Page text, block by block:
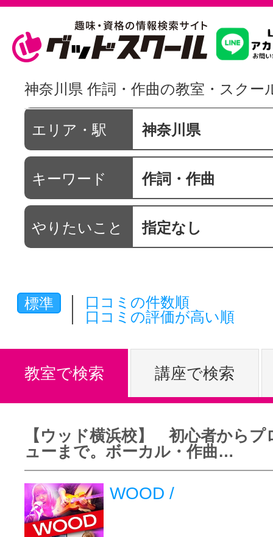
習いたいこ
スクールを
駅・路線か
通信講座を
体験レッス
やりたいこ
特集をみる
グッドスク
神奈川県 作詞・作曲の教室・スクー
エリア・駅 神奈川県
キーワード 作詞・作曲
やりたいこと 指定なし
標準
口コミの件数順
口コミの評価が高い順
教室で検索 講座で検索
【ウッド横浜校】 初心者からプ
ューまで。ボーカル・作曲…
WOOD /